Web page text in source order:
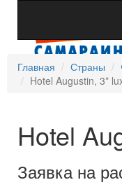
Главная
Страны
Hotel Augustin, 3*
Hotel
Заявка на